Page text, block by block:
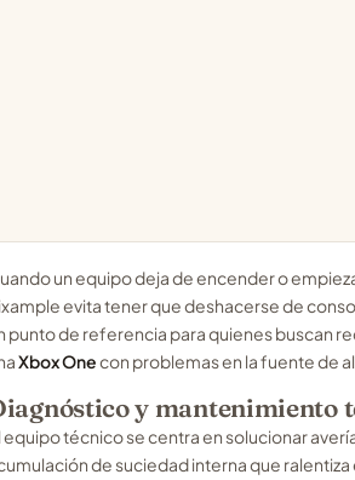
un equipo deja de encender o
evita tener que deshacerse de
punto de referencia para quienes buscan
Xbox Onecon problemas en la fuente de
y mantenimiento
equipo técnico se centra en solucionar
de suciedad interna que